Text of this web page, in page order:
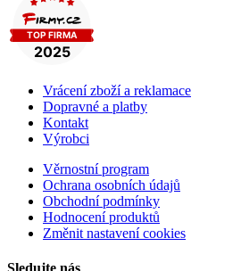
Vrácení zboží a reklamace
Dopravné a platby
Kontakt
Výrobci
Věrnostní program
Ochrana osobních údajů
Obchodní podmínky
Hodnocení produktů
Změnit nastavení cookies
Sledujte nás